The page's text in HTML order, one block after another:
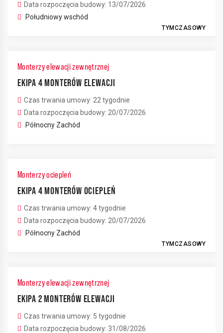
Data rozpoczęcia budowy: 13/07/2026
Południowy wschód
TYMCZASOWY
Monterzy elewacji zewnętrznej
EKIPA 4 MONTERÓW ELEWACJI
Czas trwania umowy: 22 tygodnie
Data rozpoczęcia budowy: 20/07/2026
Północny Zachód
Monterzy ociepleń
EKIPA 4 MONTERÓW OCIEPLEŃ
Czas trwania umowy: 4 tygodnie
Data rozpoczęcia budowy: 20/07/2026
Północny Zachód
TYMCZASOWY
Monterzy elewacji zewnętrznej
EKIPA 2 MONTERÓW ELEWACJI
Czas trwania umowy: 5 tygodnie
Data rozpoczęcia budowy: 31/08/2026